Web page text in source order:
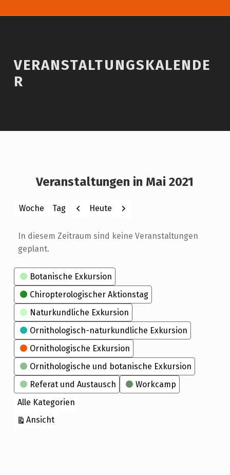
VERANSTALTUNGSKALENDE
R
Veranstaltungen in Mai 2021
Woche Tag
Monat
Jahr
Zurück
Heute Weiter
In diesem Zeitraum sind keine Veranstaltungen
geplant.
Kategorien
Botanische Exkursion
Chiropterologischer Aktionstag
Naturkundliche Exkursion
Ornithologisch-naturkundliche Exkursion
Ornithologische Exkursion
Ornithologische und botanische Exkursion
Referat und Austausch
Workcamp
Alle Kategorien
Ansichtausdrucken